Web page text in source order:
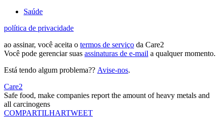
Saúde
política de privacidade
ao assinar, você aceita o termos de serviço da Care2
Você pode gerenciar suas assinaturas de e-mail a qualquer momento.
Está tendo algum problema?? Avise-nos.
Care2
Safe food, make companies report the amount of heavy metals and
all carcinogens
COMPARTILHARTWEET